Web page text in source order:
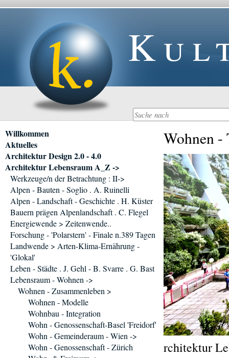
Wohnen -
rchitektur
Navigation
überspringen
Willkommen
Aktuelles
Architektur Design 2.0 - 4.0
Architektur Lebensraum A_Z ->
Werkzeuge/n der Betrachtung : II->
Alpen - Bauten - Soglio . A. Ruinelli
Alpen - Landschaft - Geschichte . H. Küster
Bauern prägen Alpenlandschaft . C. Flegel
Energiewende > Zeitenwende..
Forschung - 'Polarstern' - Finale n.389 Tagen
Landwende > Arten-Klima-Ernährung -
'Glokal'
Leben - Städte . J. Gehl - B. Svarre . G. Bast
Lebensraum - Wohnen ->
Wohnen - Zusammenleben >
Wohnen - Modelle
Wohnbau - Integration
Wohn - Genossenschaft-Basel 'Freidorf'
Wohn - Gemeinderaum - Wien ->
Wohn - Genossenschaft - Zürich